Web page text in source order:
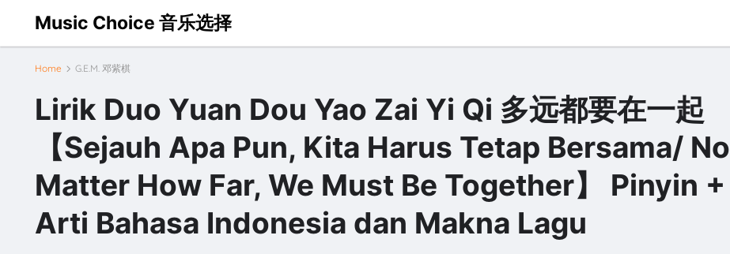
Music Choice 音乐选择
Home G.E.M. 邓紫棋
Lirik Duo Yuan Dou Yao Zai Yi Qi 多远都要在一起
【Sejauh Apa Pun, Kita Harus Tetap Bersama/ No
Matter How Far, We Must Be Together】 Pinyin +
Arti Bahasa Indonesia dan Makna Lagu